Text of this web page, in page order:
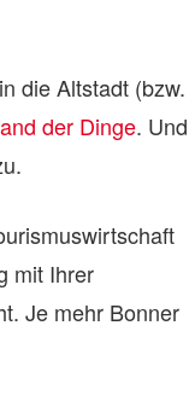
die Altstadt (bzw.
der Dinge. Und
mit Ihrer
Je mehr Bonner